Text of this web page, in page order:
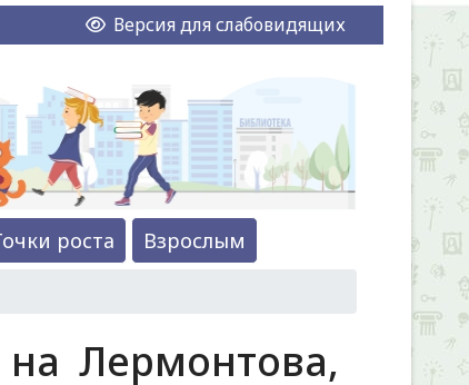
Версия для слабовидящих
роста Взрослым
Лермонтова,